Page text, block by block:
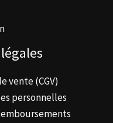
vente (CGV)
personnelles